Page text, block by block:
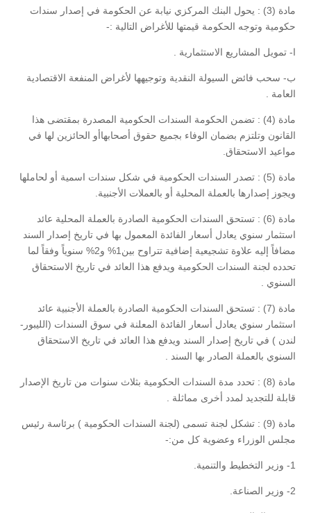
مادة (3) : يحول البنك المركزي نيابة عن الحكومة في إصدار سندات
حكومية وتوجه الحكومة قيمتها للأغراض التالية :-
ا- تمويل المشاريع الاستثمارية .
ب- سحب فائض السيولة النقدية وتوجيهها لأغراض المنفعة الاقتصادية
العامة .
مادة (4) : تضمن الحكومة السندات الحكومية المصدرة بمقتضى هذا
القانون وتلتزم بضمان الوفاء بجميع حقوق أصحابهاأو الحائزين لها في
مواعيد الاستحقاق.
مادة (5) : تصدر السندات الحكومية في شكل سندات اسمية أو لحاملها
ويجوز إصدارها بالعملة المحلية أو بالعملات الأجنبية.
مادة (6) : تستحق السندات الحكومية الصادرة بالعملة المحلية عائد
استثمار سنوي يعادل أسعار الفائدة المعمول بها في تاريخ إصدار السند
مضافاً إليه علاوة تشجيعية إضافية تتراوح بين1% و2% سنوياً وفقاً لما
تحدده لجنة السندات الحكومية ويدفع هذا العائد في تاريخ الاستحقاق
السنوي .
مادة (7) : تستحق السندات الحكومية الصادرة بالعملة الأجنبية عائد
استثمار سنوي يعادل أسعار الفائدة المعلنة في سوق السندات (الليبور-
لندن ) في تاريخ إصدار السند ويدفع هذا العائد في تاريخ الاستحقاق
السنوي بالعملة الصادر بها السند .
مادة (8) : تحدد مدة السندات الحكومية بثلاث سنوات من تاريخ الإصدار
قابلة للتجديد لمدد أخرى مماثلة .
مادة (9) : تشكل لجنة تسمى (لجنة السندات الحكومية ) برئاسة رئيس
مجلس الوزراء وعضوية كل من:-
1- وزير التخطيط والتنمية.
2- وزير الصناعة.